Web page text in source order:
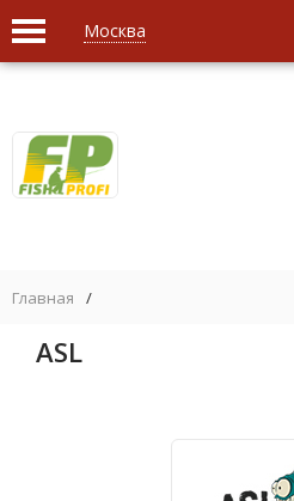
Москва
Главная /
ASL